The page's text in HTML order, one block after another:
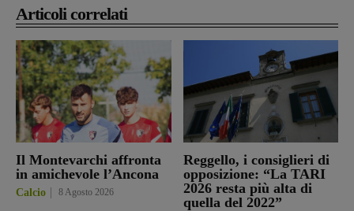
Articoli correlati
Il Montevarchi affronta
in amichevole l’Ancona
Calcio 8 Agosto 2026
Reggello, i consiglieri di
opposizione: “La TARI
2026 resta più alta di
quella del 2022”